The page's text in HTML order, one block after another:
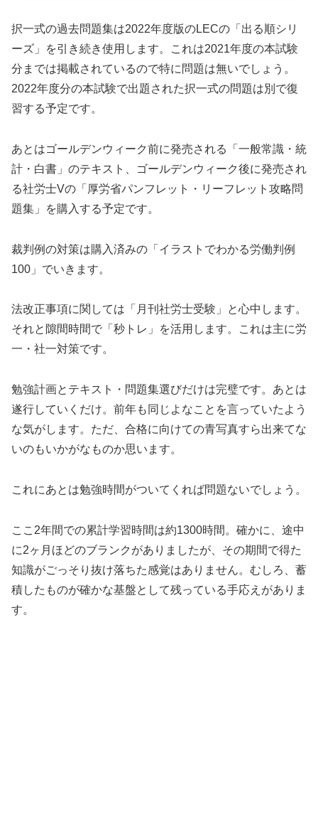
択一式の過去問題集は2022年度版のLECの「出る順シリ
ーズ」を引き続き使用します。これは2021年度の本試験
分までは掲載されているので特に問題は無いでしょう。
2022年度分の本試験で出題された択一式の問題は別で復
習する予定です。
あとはゴールデンウィーク前に発売される「一般常識・統
計・白書」のテキスト、ゴールデンウィーク後に発売され
る社労士Vの「厚労省パンフレット・リーフレット攻略問
題集」を購入する予定です。
裁判例の対策は購入済みの「イラストでわかる労働判例
100」でいきます。
法改正事項に関しては「月刊社労士受験」と心中します。
それと隙間時間で「秒トレ」を活用します。これは主に労
一・社一対策です。
勉強計画とテキスト・問題集選びだけは完璧です。あとは
遂行していくだけ。前年も同じよなことを言っていたよう
な気がします。ただ、合格に向けての青写真すら出来てな
いのもいかがなものか思います。
これにあとは勉強時間がついてくれば問題ないでしょう。
ここ2年間での累計学習時間は約1300時間。確かに、途中
に2ヶ月ほどのブランクがありましたが、その期間で得た
知識がごっそり抜け落ちた感覚はありません。むしろ、蓄
積したものが確かな基盤として残っている手応えがありま
す。